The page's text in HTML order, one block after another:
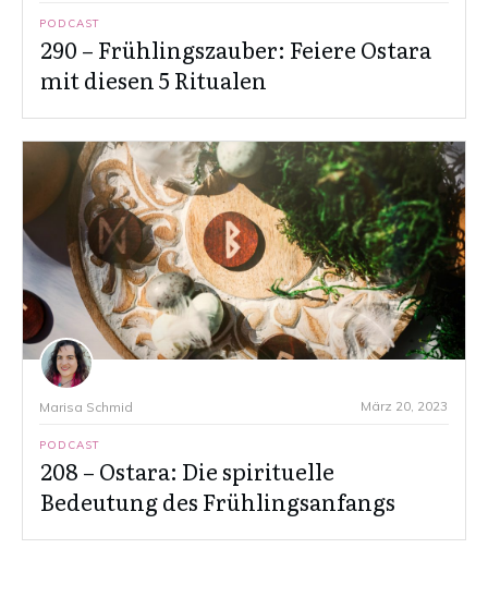
PODCAST
290 – Frühlingszauber: Feiere Ostara
mit diesen 5 Ritualen
Marisa Schmid März 20, 2023
PODCAST
208 – Ostara: Die spirituelle
Bedeutung des Frühlingsanfangs